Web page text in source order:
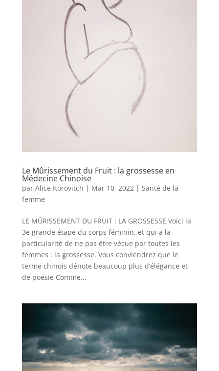
Le Mûrissement du Fruit : la grossesse en
Médecine Chinoise
par Alice Korovitch | Mar 10, 2022| Santé de la
femme
LE MÛRISSEMENT DU FRUIT : LA GROSSESSE Voici la
3e grande étape du corps féminin, et qui a la
particularité de ne pas être vécue par toutes les
femmes : la grossesse. Vous conviendrez que le
terme chinois dénote beaucoup plus d’élégance et
de poésie Comme...